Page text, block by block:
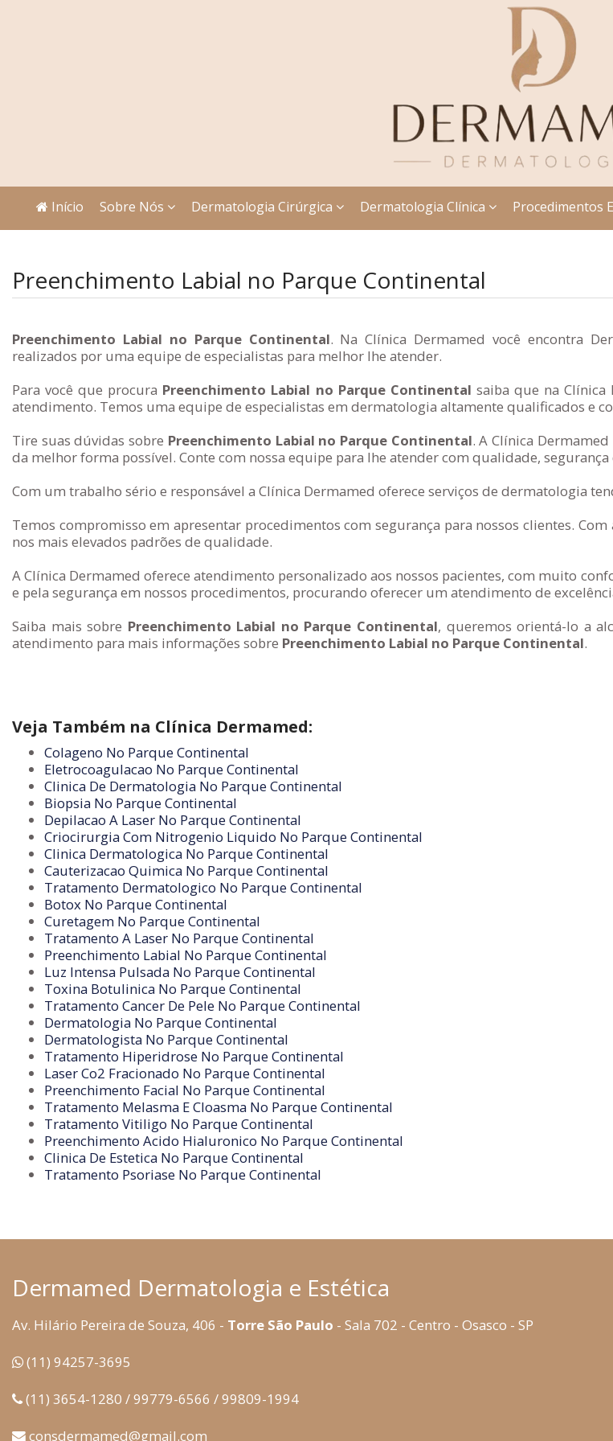
Início Sobre Nós Dermatologia Cirúrgica Dermatologia Clínica Procedimentos
Preenchimento Labial no Parque Continental
Preenchimento Labial no Parque Continental. Na Clínica Dermamed você encontra
realizados por uma equipe de especialistas para melhor lhe atender.
Para você que procura Preenchimento Labial no Parque Continental saiba que na Clínica
atendimento. Temos uma equipe de especialistas em dermatologia altamente qualificados e
Tire suas dúvidas sobre Preenchimento Labial no Parque Continental. A Clínica
da melhor forma possível. Conte com nossa equipe para lhe atender com qualidade,
Com um trabalho sério e responsável a Clínica Dermamed oferece serviços de dermatologia
Temos compromisso em apresentar procedimentos com segurança para nossos clientes.
nos mais elevados padrões de qualidade.
A Clínica Dermamed oferece atendimento personalizado aos nossos pacientes, com muito
e pela segurança em nossos procedimentos, procurando oferecer um atendimento de
Saiba mais sobre Preenchimento Labial no Parque Continental, queremos orientá-lo a
atendimento para mais informações sobre Preenchimento Labial no Parque Continental.
Veja Também na Clínica Dermamed:
Colageno No Parque Continental
Eletrocoagulacao No Parque Continental
Clinica De Dermatologia No Parque Continental
Biopsia No Parque Continental
Depilacao A Laser No Parque Continental
Criocirurgia Com Nitrogenio Liquido No Parque Continental
Clinica Dermatologica No Parque Continental
Cauterizacao Quimica No Parque Continental
Tratamento Dermatologico No Parque Continental
Botox No Parque Continental
Curetagem No Parque Continental
Tratamento A Laser No Parque Continental
Preenchimento Labial No Parque Continental
Luz Intensa Pulsada No Parque Continental
Toxina Botulinica No Parque Continental
Tratamento Cancer De Pele No Parque Continental
Dermatologia No Parque Continental
Dermatologista No Parque Continental
Tratamento Hiperidrose No Parque Continental
Laser Co2 Fracionado No Parque Continental
Preenchimento Facial No Parque Continental
Tratamento Melasma E Cloasma No Parque Continental
Tratamento Vitiligo No Parque Continental
Preenchimento Acido Hialuronico No Parque Continental
Clinica De Estetica No Parque Continental
Tratamento Psoriase No Parque Continental
Dermamed Dermatologia e Estética
Av. Hilário Pereira de Souza, 406 - Torre São Paulo - Sala 702 - Centro - Osasco - SP
(11) 94257-3695
(11) 3654-1280 / 99779-6566 / 99809-1994
consdermamed@gmail.com